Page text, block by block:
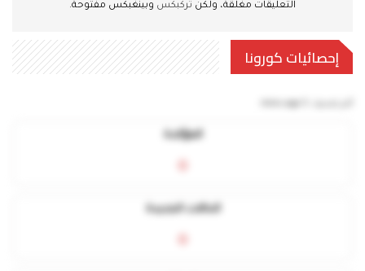
التعليقات مغلقة، ولكن تركبكس وبينغبكس مفتوحة.
إحصائيات كورونا